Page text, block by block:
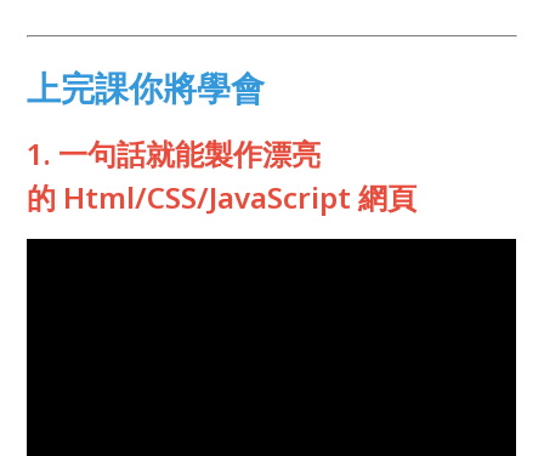
上完課你將學會
1. 一句話就能製作漂亮
的 Html/CSS/JavaScript 網頁